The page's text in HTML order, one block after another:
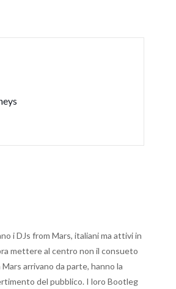
i DJs from Mars, italiani ma attivi in
mettere al centro non il consueto
arrivano da parte, hanno la
del pubblico. I loro Bootleg